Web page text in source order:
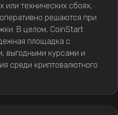
или технических сбоях,
решаются при
В целом, CoinStart
площадка с
выгодными курсами и
среди криптовалютного